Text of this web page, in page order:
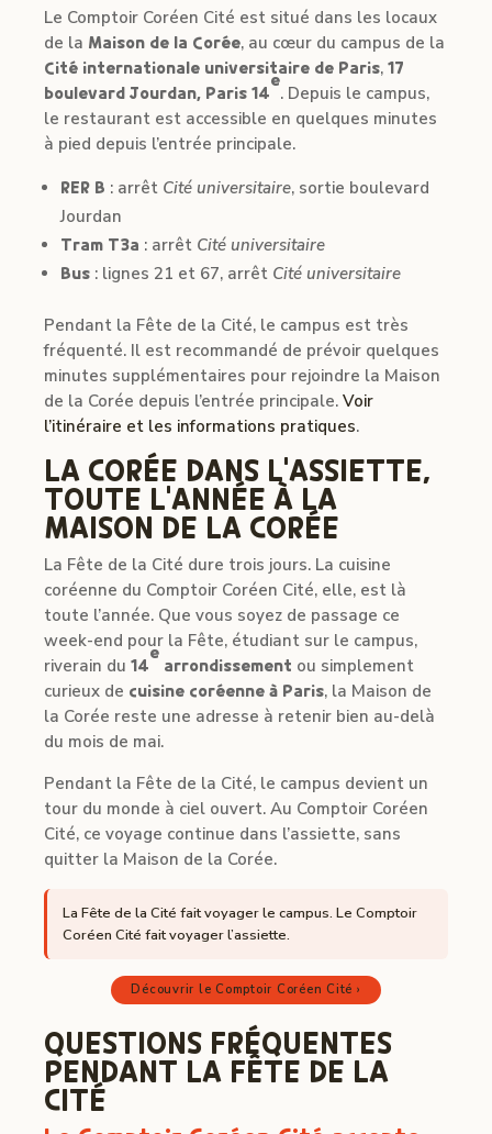
Le Comptoir Coréen Cité est situé dans les locaux
de la Maison de la Corée, au cœur du campus de la
Cité internationale universitaire de Paris, 17
boulevard Jourdan, Paris 14
e
. Depuis le campus,
le restaurant est accessible en quelques minutes
à pied depuis l’entrée principale.
RER B : arrêt Cité universitaire, sortie boulevard
Jourdan
Tram T3a : arrêt Cité universitaire
Bus : lignes 21 et 67, arrêt Cité universitaire
Pendant la Fête de la Cité, le campus est très
fréquenté. Il est recommandé de prévoir quelques
minutes supplémentaires pour rejoindre la Maison
de la Corée depuis l’entrée principale. Voir
l’itinéraire et les informations pratiques.
LA CORÉE DANS L’ASSIETTE,
TOUTE L’ANNÉE À LA
MAISON DE LA CORÉE
La Fête de la Cité dure trois jours. La cuisine
coréenne du Comptoir Coréen Cité, elle, est là
toute l’année. Que vous soyez de passage ce
week-end pour la Fête, étudiant sur le campus,
riverain du 14
e
arrondissement ou simplement
curieux de cuisine coréenne à Paris, la Maison de
la Corée reste une adresse à retenir bien au-delà
du mois de mai.
Pendant la Fête de la Cité, le campus devient un
tour du monde à ciel ouvert. Au Comptoir Coréen
Cité, ce voyage continue dans l’assiette, sans
quitter la Maison de la Corée.
La Fête de la Cité fait voyager le campus. Le Comptoir
Coréen Cité fait voyager l’assiette.
Découvrir le Comptoir Coréen Cité ›
QUESTIONS FRÉQUENTES
PENDANT LA FÊTE DE LA
CITÉ